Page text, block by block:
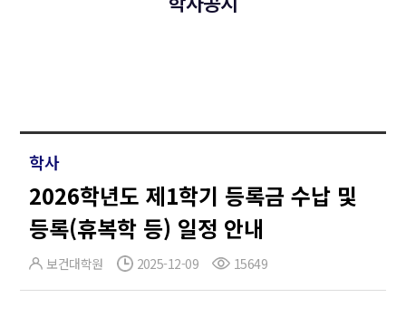
학사
2026학년도 제1학기 등록금 수납 및
등록(휴복학 등) 일정 안내
보건대학원 2025-12-09 15649